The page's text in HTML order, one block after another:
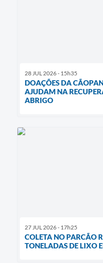
28 JUL 2026 - 15h35
DOAÇÕES DA
AJUDAM NA
ABRIGO
27 JUL 2026 - 17h25
COLETA NO PARCÃO
TONELADAS DE LIXO